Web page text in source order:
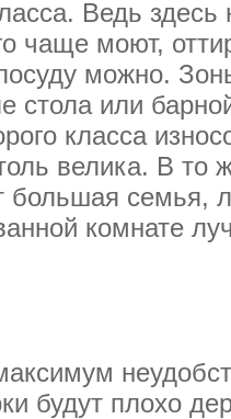
Ведь здесь
чаще моют,
можно.
стола или
класса
велика. В то
большая семья,
комнате
будут плохо